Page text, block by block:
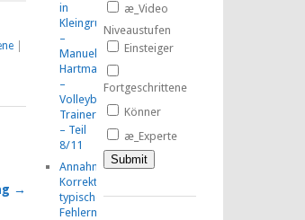
→
in
Kleingruppen
–
Manuel
Hartmann
–
Volleyball-
TrainerMOOC
– Teil
8/11
Annahmetraining:
Korrektur
typischer
Fehlermuster,
æ_Video
Niveaustufen
Einsteiger
Fortgeschrittene
Könner
æ_Experte